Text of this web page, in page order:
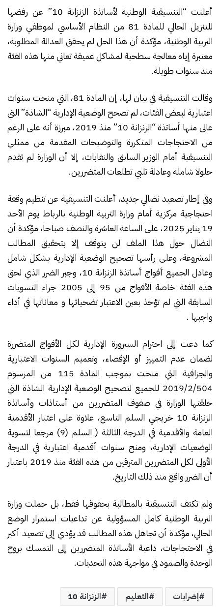
أعلنت “التنسيقية الوطنية لأساتذة الزنزانة 10” عن رفضها
للتنزيل الحالي للمادة 81 من النظام الأساسي لموظفي وزارة
التربية الوطنية، مؤكدة أن هذا الحل لم يحقق العدالة المطلوبة،
معتبرة إياه معالجة سطحية لمشاكل عميقة تعاني منها هذه الفئة
منذ سنوات طويلة.
وقالت التنسيقية في بيان لها، إن المادة 81، التي منحت سنوات
اعتبارية لبعض الفئات، لم تصحح الوضعية الإدارية “الشاذة” التي
عانى منها أساتذة “الزنزانة 10” منذ 2019، مبرزة أنه على الرغم
من الاحتجاجات المتكررة والتوضيحات المقدمة من ممثلي
التنسيقية أمام الوزير السابق والنقابات، إلا أن الوزارة لم تقدم
حلولا شاملة وعادلة تلبي تطلعات المتضررين.
وفي إطار تصعيد نضالي جديد، أعلنت التنسيقية عن تنظيم وقفة
احتجاجية مركزية أمام وزارة التربية الوطنية بالرباط يوم الأحد
19 يناير 2025، على الساعة العاشرة والنصف صباحا، مؤكدة أن
النضال حول هذا الملف لن يتوقف إلا بتحقيق المطالب
المشروعة، وعلى رأسها تصحيح الوضعية الإدارية بشكل شامل
وعادل الجميع أفواج أساتذة الزنزانة 10، وجبر الضرر الذي لحق
هذه الفئة خاصة الأفواج من 95 إلى 2005 جراء التسويات
السابقة التي لم تؤخذ بعين الاعتبار تضحياتها و معاناتها في أداء
واجبها .
كما دعت إلى احترام السيرورة الإدارية لكل الأفواج المتضررة
لضمان عدم التمييز أو الإقصاء، وتعميم السنوات الاعتبارية
والجزافية التي منحت بموجب المادة 115 من المرسوم
2019/2/504 للجميع لتصحيح الوضعية الإدارية الشاذة التي
خلقتها الوزارة في صفوف المتضررين من أستاذات وأساتذة
الزنزانة 10 خريجي السلم التاسع، علاوة على اعتبار الأقدمية
العامة والأقدمية في الدرجة الثالثة ( السلم (9) مرجعا لتسوية
الوضعيات الإدارية، ومنح سنوات أقدمية اعتبارية في الدرجة
الأولى لكل المتضررين المترقين من هذه الفئة منذ 2019 باعتبار
أن الضرر واقع منذ ذلك التاريخ.
ولم تكتف التنسيقية بالمطالبة بحقوقها فقط، بل حملت وزارة
التربية الوطنية كامل المسؤولية عن تداعيات استمرار الوضع
الحالي، مؤكدة أن تجاهل هذه المطالب قد يؤدي إلى تصعيد أكبر
في الاحتجاجات، داعية الأساتذة المتضررين إلى التمسك بروح
الوحدة والصمود في مواجهة هذه التحديات.
إضرابات التعليم الزنزانة 10